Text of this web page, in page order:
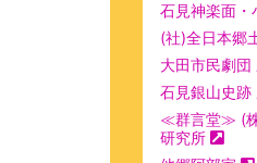
石見神楽面・
(社)全日本郷
大田市民劇団
石見銀山史跡
≪群言堂≫ (
研究所